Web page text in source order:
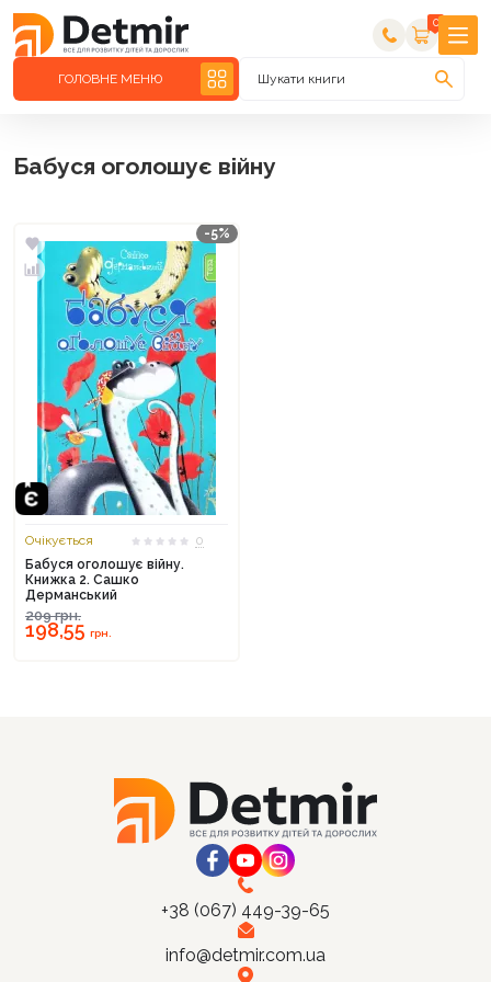
0
ГОЛОВНЕ МЕНЮ Шукати книги
Бабуся оголошує війну
-5%
Очікується
0
Бабуся оголошує війну.
Книжка 2. Сашко
Дерманський
209грн.
198,55 грн.
+38 (067) 449-39-65
info@detmir.com.ua